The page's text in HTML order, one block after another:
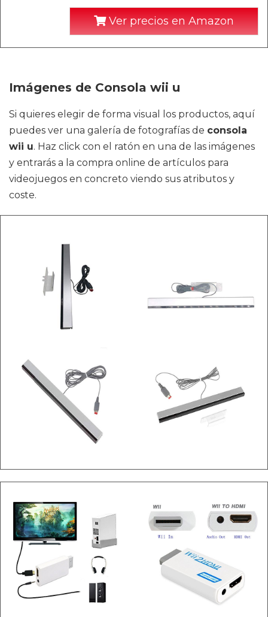
Ver precios en Amazon
Imágenes de Consola wii u
Si quieres elegir de forma visual los productos, aquí
puedes ver una galería de fotografías de consola
wii u. Haz click con el ratón en una de las imágenes
y entrarás a la compra online de artículos para
videojuegos en concreto viendo sus atributos y
coste.